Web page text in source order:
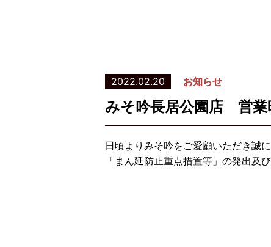
2022.02.20 お知らせ
みそ吟長居公園店 営業
日頃よりみそ吟をご愛顧いただき誠
「まん延防止重点措置等」の発出